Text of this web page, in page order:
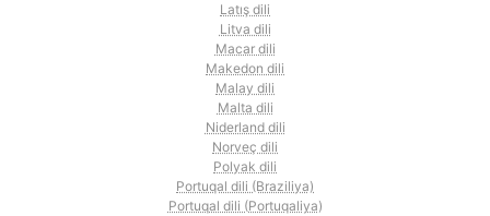
Latış dili
Litva dili
Macar dili
Makedon dili
Malay dili
Malta dili
Niderland dili
Norveç dili
Polyak dili
Portuqal dili (Braziliya)
Portuqal dili (Portuqaliya)